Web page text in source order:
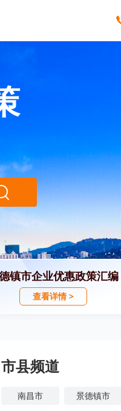
镇市企业优惠政策汇编
查看详情 >
市县频道
南昌市 景德镇市